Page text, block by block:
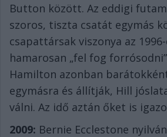
Button között. Az eddigi
szoros, tiszta csatát egymás
csapattársak viszonya az
hamarosan „fel fog
Hamilton azonban
egymásra és állítják, Hill
válni. Az idő aztán őket is
2009: Bernie Ecclestone